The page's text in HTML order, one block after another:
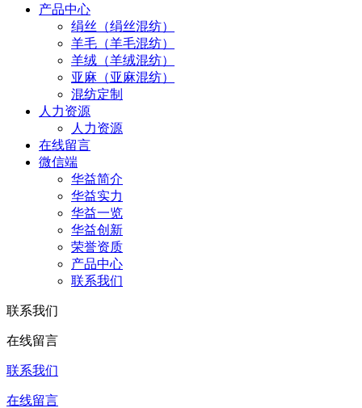
产品中心
绢丝（绢丝混纺）
羊毛（羊毛混纺）
羊绒（羊绒混纺）
亚麻（亚麻混纺）
混纺定制
人力资源
人力资源
在线留言
微信端
华益简介
华益实力
华益一览
华益创新
荣誉资质
产品中心
联系我们
联系我们
在线留言
联系我们
在线留言